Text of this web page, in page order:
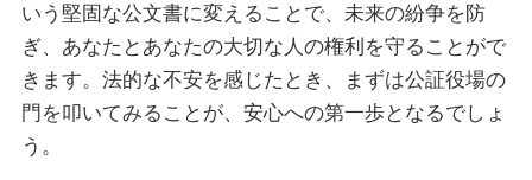
いう堅固な公文書に変えることで、未来の紛争を防
ぎ、あなたとあなたの大切な人の権利を守ることがで
きます。法的な不安を感じたとき、まずは公証役場の
門を叩いてみることが、安心への第一歩となるでしょ
う。